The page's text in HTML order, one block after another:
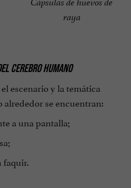
raya
CEREBRO HUMANO
escenario y la temática
alrededor se encuentran:
a una pantalla;
faquir.